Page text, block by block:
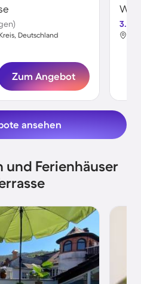
Deutschland
Zum Angebot
3.4
ansehen
und Ferienhäuser